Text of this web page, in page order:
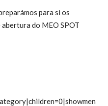
para si os
do MEO SPOT